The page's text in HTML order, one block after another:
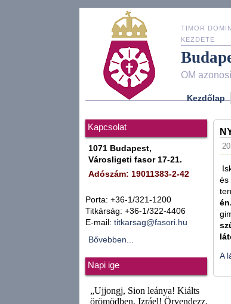
TIMOR
KEZDETE
OM
Kezdőlap
Kapcsolat
1071 Budapest,
Városligeti fasor 17-21.
Adószám: 19011383-2-42
Porta: +36-1/321-1200
Titkárság: +36-1/322-4406
E-mail: titkarsag@fasori.hu
Bővebben...
Napi ige
és
én.
A